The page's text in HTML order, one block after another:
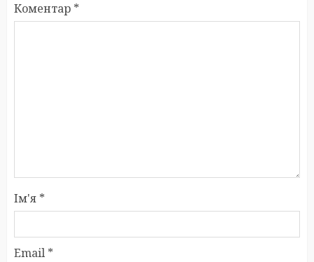
Коментар *
Ім'я *
Email *